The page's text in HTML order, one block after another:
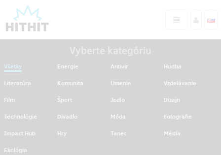
Všetky Energie Antivir
Hudba
Literatúra
Komunita Umenie
Vzdelávanie
Film
Šport Jedlo
Dizajn
Technológie
Divadlo Móda
Fotografie
Impact Hub
Hry Tanec
Média
Ekológia